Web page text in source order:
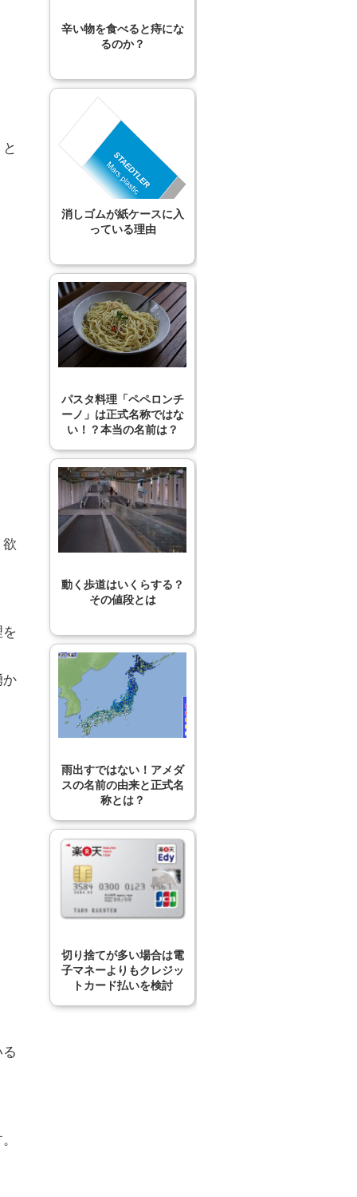
か
辛い物を食べると痔にな
るのか？
消しゴムが紙ケースに入
っている理由
パスタ料理「ペペロンチ
ーノ」は正式名称ではな
い！？本当の名前は？
動く歩道はいくらする？
その値段とは
雨出すではない！アメダ
スの名前の由来と正式名
称とは？
切り捨てが多い場合は電
子マネーよりもクレジッ
トカード払いを検討